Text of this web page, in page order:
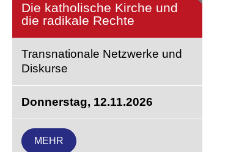
Die katholische Kirche und
die radikale Rechte
Transnationale Netzwerke und
Diskurse
Donnerstag, 12.11.2026
MEHR